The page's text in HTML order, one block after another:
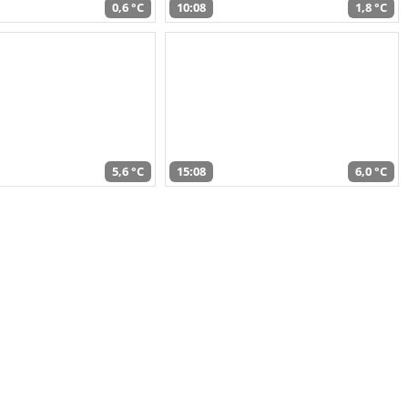
0,6 °C 10:08 1,8 °C
5,6 °C 15:08 6,0 °C